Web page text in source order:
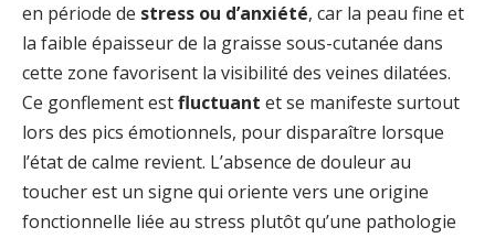
en période de stress ou d’anxiété, car la peau fine et
la faible épaisseur de la graisse sous-cutanée dans
cette zone favorisent la visibilité des veines dilatées.
Ce gonflement estfluctuant et se manifeste surtout
lors des pics émotionnels, pour disparaître lorsque
l’état de calme revient. L’absence de douleur au
toucher est un signe qui oriente vers une origine
fonctionnelle liée au stress plutôt qu’une pathologie